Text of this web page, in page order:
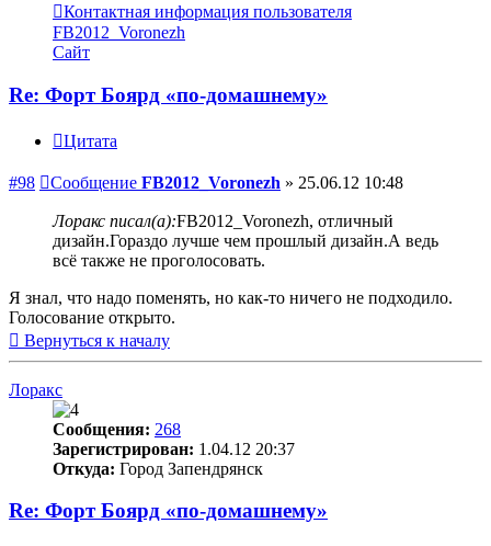
Контактная информация пользователя
FB2012_Voronezh
Сайт
Re: Форт Боярд «по-домашнему»
Цитата
#98 Сообщение FB2012_Voronezh » 25.06.12 10:48
Лоракс писал(а):FB2012_Voronezh, отличный
дизайн.Гораздо лучше чем прошлый дизайн.А ведь
всё также не проголосовать.
Я знал, что надо поменять, но как-то ничего не подходило.
Голосование открыто.
Вернуться к началу
Лоракс
Сообщения: 268
Зарегистрирован: 1.04.12 20:37
Откуда: Город Запендрянск
Re: Форт Боярд «по-домашнему»